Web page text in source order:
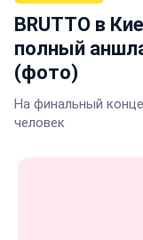
BRUTTO в
полный
(фото)
На финальный
человек